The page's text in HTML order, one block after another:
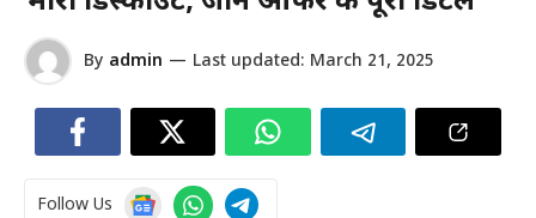
By admin — Last updated: March 21, 2025
Follow Us